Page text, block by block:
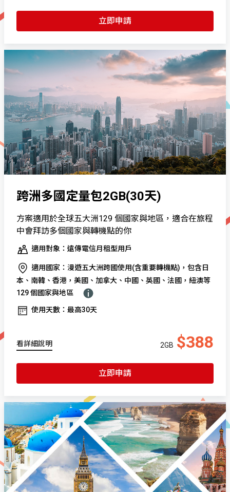
立即申請
跨洲多國定量包2GB(30天)
方案適用於全球五大洲129 個國家與地區，適合在旅程
中會拜訪多個國家與轉機點的你
適用對象：遠傳電信月租型用戶
適用國家：漫遊五大洲跨國使用(含重要轉機點)，包含日
本、南韓、香港，美國、加拿大、中國、英國、法國，紐澳等
129 個國家與地區
使用天數：最高30天
看詳細說明 2GB $388
立即申請